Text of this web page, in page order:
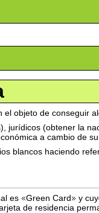
objeto de conseguir
jurídicos (obtener la
a cambio de su
blancos haciendo
es Green Card
y
de residencia